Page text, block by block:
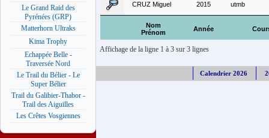
Le Grand Raid des
Pyrénées (GRP)
Matterhorn Ultraks
Kima Trophy
Echappée Belle -
Traversée Nord
Le Trail du Bélier - Le
Super Bélier
Trail du Galibier-Thabor -
Trail des Aiguilles
Les Crêtes Vosgiennes
Nom
Prénom
Année
CRUZ Miguel 2015 utmb
Affichage de la ligne 1 à 3 sur 3 lignes
Calendrier 2026